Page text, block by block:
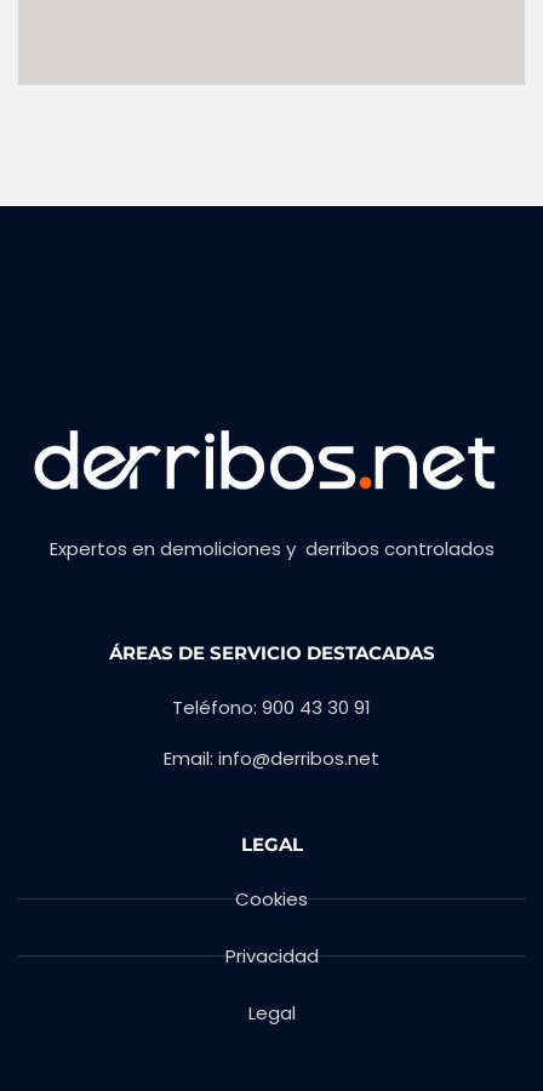
Expertos en demoliciones y derribos controlados
ÁREAS DE SERVICIO DESTACADAS
Teléfono: 900 43 30 91
Email: info@derribos.net
LEGAL
Cookies
Privacidad
Legal